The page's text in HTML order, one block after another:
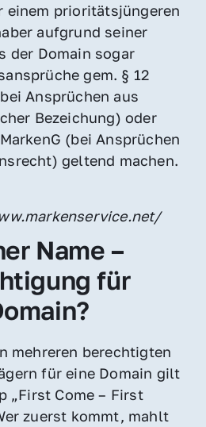
einem prioritätsjüngeren
aufgrund seiner
der Domain sogar
gem. § 12
Ansprüchen aus
Bezeichung) oder
(bei Ansprüchen
geltend machen.
Name –
für
mehreren berechtigten
für eine Domain gilt
„First Come – First
zuerst kommt, mahlt